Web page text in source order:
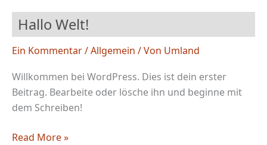
Hallo Welt!
Ein Kommentar/Allgemein / Von Umland
Willkommen bei WordPress. Dies ist dein erster
Beitrag. Bearbeite oder lösche ihn und beginne mit
dem Schreiben!
Hallo
Read More »